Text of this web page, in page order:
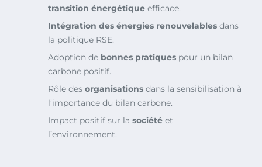
transition énergétique efficace.
Intégration des énergies renouvelables dans
la politique RSE.
Adoption de bonnes pratiques pour un bilan
carbone positif.
Rôle des organisations dans la sensibilisation à
l’importance du bilan carbone.
Impact positif sur la société et
l’environnement.